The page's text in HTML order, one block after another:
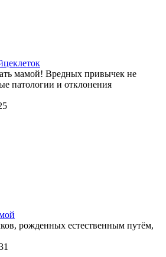
мамой! Вредных привычек не
патологии и отклонения
рожденных естественным путём,